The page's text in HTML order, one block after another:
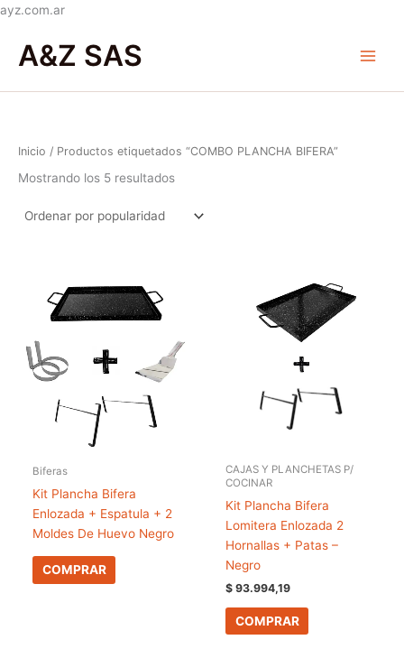
ayz.com.arIr
contenido
A&Z SAS
Menu
Inicio / Productos etiquetados “COMBO PLANCHA BIFERA”
Mostrando los 5 resultados
Biferas
Kit Plancha Bifera
Enlozada + Espatula + 2
Moldes De Huevo Negro
COMPRAR
CAJAS Y PLANCHETAS P/
COCINAR
Kit Plancha Bifera
Lomitera Enlozada 2
Hornallas + Patas –
Negro
$ 93.994,19
COMPRAR